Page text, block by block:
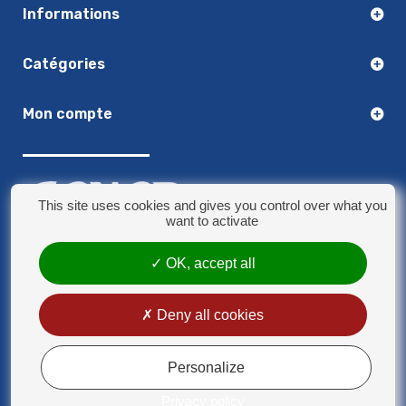
Informations
Catégories
Mon compte
8 rue Jules Verne - 59790 Ronchin
contact@sonorplus.com
Mentions légales
Conditions générales de vente
This site uses cookies and gives you control over what you
want to activate
OK, accept all
Deny all cookies
Personalize